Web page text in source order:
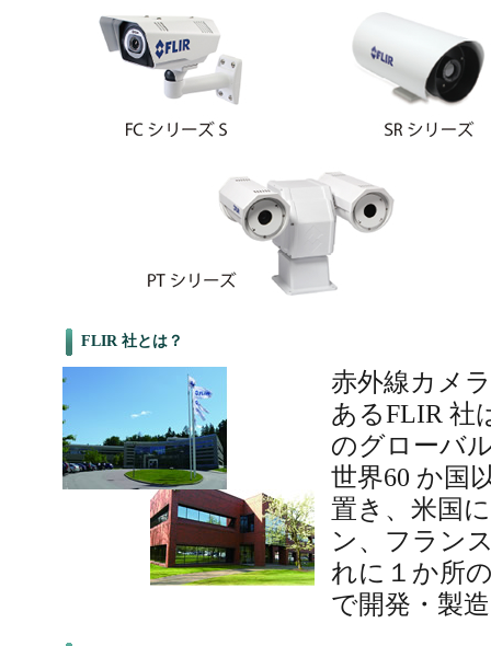
FLIR 社とは？
赤外線カメ
あるFLIR 社
のグローバ
世界60 か国
置き、米国
ン、フラン
れに１か所
で開発・製